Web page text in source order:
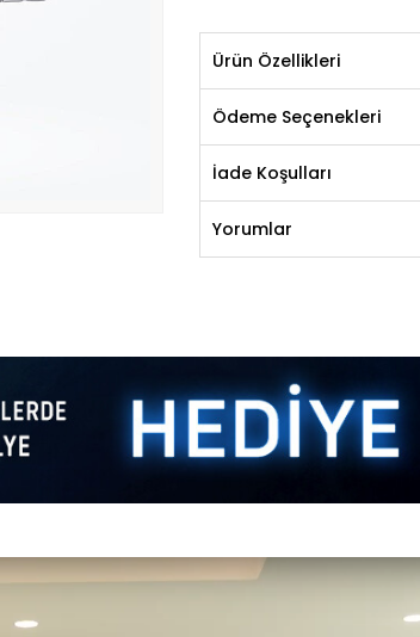
Ürün Özellikleri
Ödeme Seçenekleri
İade Koşulları
Yorumlar